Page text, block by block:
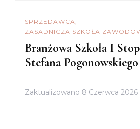
SPRZEDAWCA
ZASADNICZA SZKOŁA
Branżowa Szkoła I
Stefana Pogonowskiego
Zaktualizowano 8 Czerwca 2026